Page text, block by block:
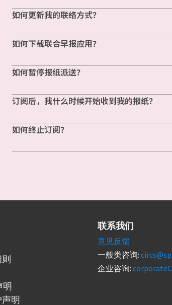
如何更新我的联络方式？
如何下载联合早报应用？
如何暂停报纸派送？
订阅后，我什么时候开始收到我的报纸？
如何终止订阅？
明
明
联系我们
意见反馈
一般类咨询:
企业咨询: